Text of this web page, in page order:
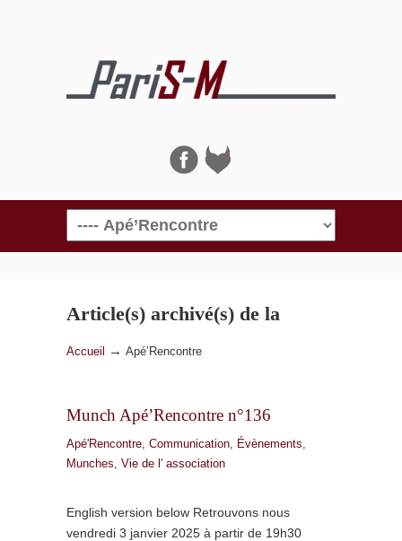
Navigation
Article(s) archivé(s) de la
catégorieApé’Rencontre
Accueil → Apé’Rencontre
Munch Apé’Rencontre n°136
Apé'Rencontre, Communication, Évènements,
Munches, Vie de l' association
English version below Retrouvons nous
vendredi 3 janvier 2025 à partir de 19h30